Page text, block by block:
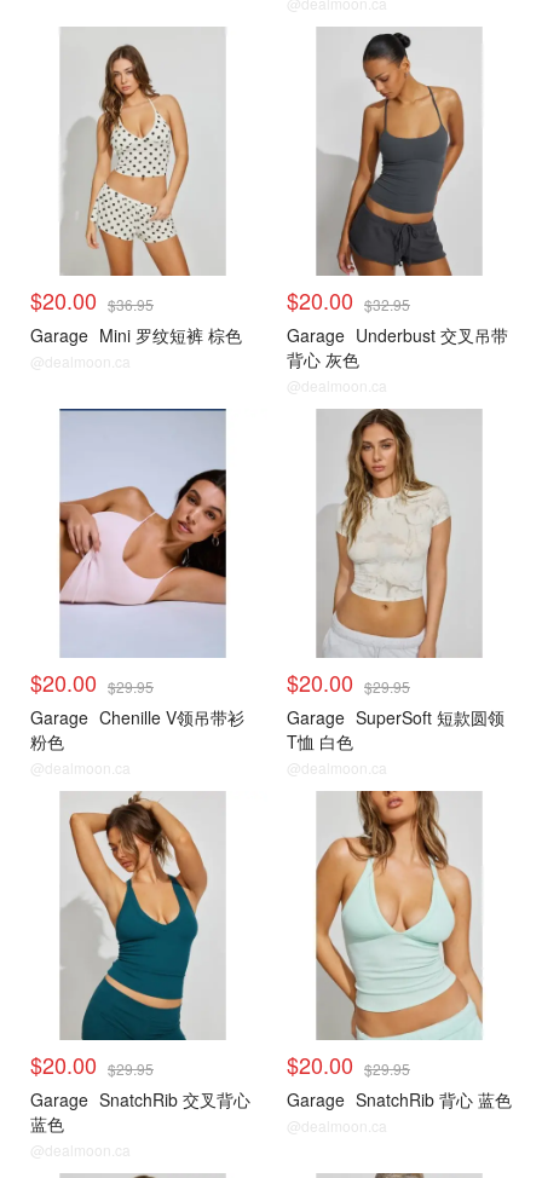
$20.00 $36.95
Garage Mini 罗纹短裤 棕色
@dealmoon.ca
$20.00 $32.95
Garage Underbust 交叉吊带
背心 灰色
@dealmoon.ca
$20.00 $29.95
Garage Chenille V领吊带衫
粉色
@dealmoon.ca
<25刀合集
$20.00 $29.95
Garage SuperSoft 短款圆领
T恤 白色
@dealmoon.ca
<25刀合集
$20.00 $29.95
Garage SnatchRib 交叉背心
蓝色
@dealmoon.ca
$20.00 $29.95
Garage SnatchRib 背心 蓝色
@dealmoon.ca